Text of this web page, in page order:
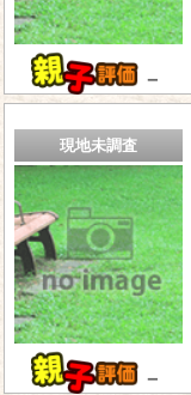
－
現地未調査
－